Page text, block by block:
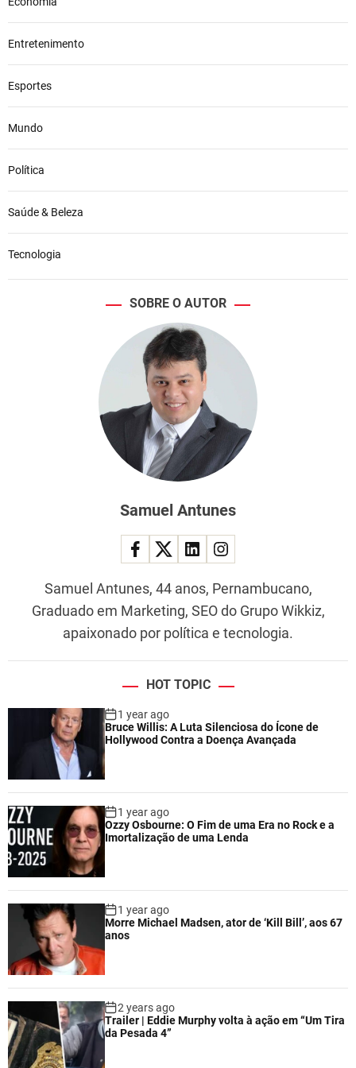
Entretenimento
Esportes
Mundo
Política
Saúde & Beleza
Tecnologia
SOBRE O AUTOR
Samuel Antunes
Samuel Antunes, 44 anos, Pernambucano,
Graduado em Marketing, SEO do Grupo Wikkiz,
apaixonado por política e tecnologia.
HOT TOPIC
1 year ago
Bruce Willis: A Luta Silenciosa do Ícone de
Hollywood Contra a Doença Avançada
1 year ago
Ozzy Osbourne: O Fim de uma Era no Rock e a
Imortalização de uma Lenda
1 year ago
Morre Michael Madsen, ator de ‘Kill Bill’, aos 67
anos
2 years ago
Trailer | Eddie Murphy volta à ação em “Um Tira
da Pesada 4”